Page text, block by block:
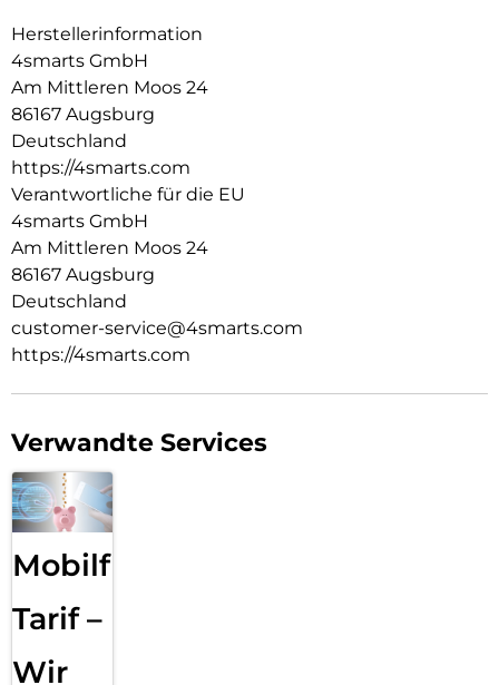
Herstellerinformation
4smarts GmbH
Am Mittleren Moos 24
86167 Augsburg
Deutschland
https://4smarts.com
Verantwortliche für die EU
4smarts GmbH
Am Mittleren Moos 24
86167 Augsburg
Deutschland
customer-service@4smarts.com
https://4smarts.com
Verwandte Services
Mobilfunk
Tarif –
Wir